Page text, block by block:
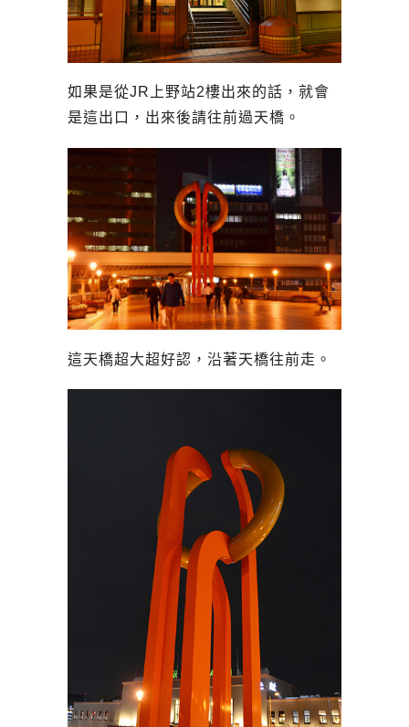
如果是從JR上野站2樓出來的話，就會
是這出口，出來後請往前過天橋。
這天橋超大超好認，沿著天橋往前走。